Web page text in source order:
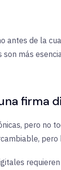
antes de la
más
firma
pero no
pero